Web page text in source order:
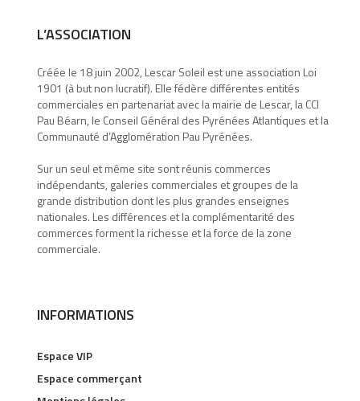
L’ASSOCIATION
Créée le 18 juin 2002, Lescar Soleil est une association Loi
1901 (à but non lucratif). Elle fédère différentes entités
commerciales en partenariat avec la mairie de Lescar, la CCI
Pau Béarn, le Conseil Général des Pyrénées Atlantiques et la
Communauté d’Agglomération Pau Pyrénées.
Sur un seul et même site sont réunis commerces
indépendants, galeries commerciales et groupes de la
grande distribution dont les plus grandes enseignes
nationales. Les différences et la complémentarité des
commerces forment la richesse et la force de la zone
commerciale.
INFORMATIONS
Espace VIP
Espace commerçant